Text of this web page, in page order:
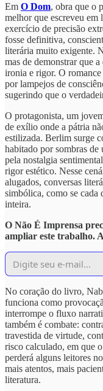
Em O Dom, obra que o
melhor que escreveu em
exercício de precisão
fosse definitiva,
literária muito exigente.
mas de demonstrar que
ironia e rigor. O
por lampejos de
sugerindo que o
O protagonista, um
de exílio onde a pátria
estilizada. Berlim surge
habitado por sombras de
pela nostalgia
rigor estético. Nesse
alugados, conversas
simbólica, como se cada
inteira.
O Não É Imprensa
ampliar este trabalho.
No coração do livro,
funciona como
interrompe o fluxo
também é combate:
travestida de virtude,
risco calculado, em que
perderá alguns leitores
mais atentos, mais
literatura.